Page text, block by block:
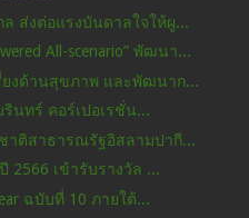
ส่งต่อแรงบันดาลใจให้ผู...
All-scenario” พัฒนา...
ยงด้านสุขภาพ และพัฒนาก...
นทร์ คอร์เปอเรชั่น...
าติสาธารณรัฐอิสลามปากี...
2566 เข้ารับรางวัล ...
ฉบับที่ 10 ภายใต้...